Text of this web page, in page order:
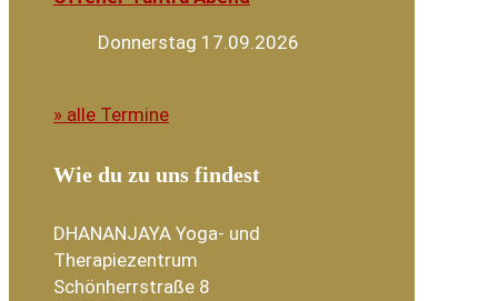
Donnerstag 17.09.2026
» alle Termine
Wie du zu uns findest
DHANANJAYA Yoga- und
Therapiezentrum
Schönherrstraße 8